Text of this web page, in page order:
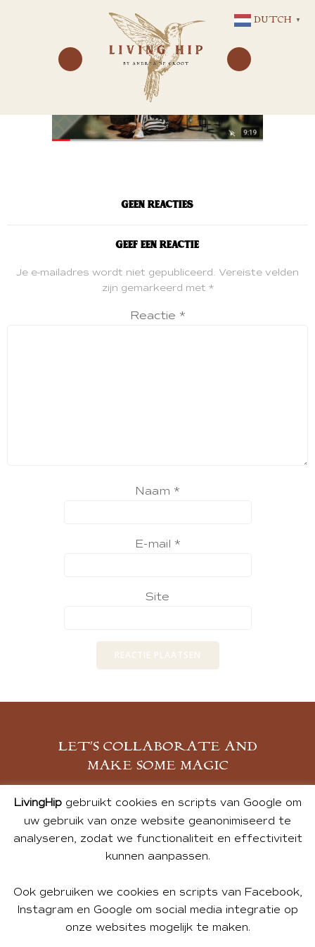
NAAR
DE
INHOUD
Geen reacties
Geef een reactie
Je e-mailadres wordt niet gepubliceerd. Vereiste velden
zijn gemarkeerd met *
Reactie *
Naam *
E-mail *
Site
LET’S COLLABORATE AND
MAKE SOME MAGIC
MELD JE AAN
LivingHipgebruikt cookies en scripts van Google om
uw gebruik van onze website geanonimiseerd te
analyseren, zodat we functionaliteit en effectiviteit
kunnen aanpassen.
Ook gebruiken we cookies en scripts van Facebook,
Instagram en Google om social media integratie op
onze websites mogelijk te maken.
DUTCH ▼